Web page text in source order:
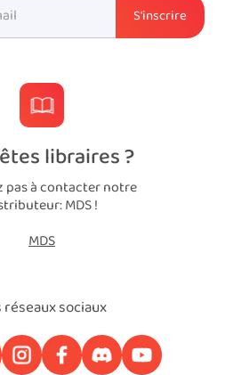
libraires ?
pas à contacter notre
MDS !
MDS
réseaux sociaux